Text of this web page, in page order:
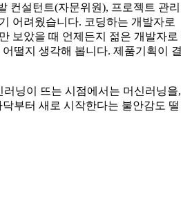
컨설턴트(자문위원), 프로젝트 관리
어려웠습니다. 코딩하는 개발자로
보았을 때 언제든지 젊은 개발자로
떨지 생각해 봅니다. 제품기획이 결
닝이 뜨는 시점에서는 머신러닝을,
부터 새로 시작한다는 불안감도 떨